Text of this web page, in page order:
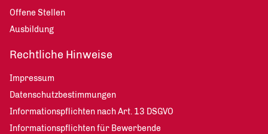
Offene Stellen
Ausbildung
Rechtliche Hinweise
Impressum
Datenschutzbestimmungen
Informationspflichten nach Art. 13 DSGVO
Informationspflichten für Bewerbende